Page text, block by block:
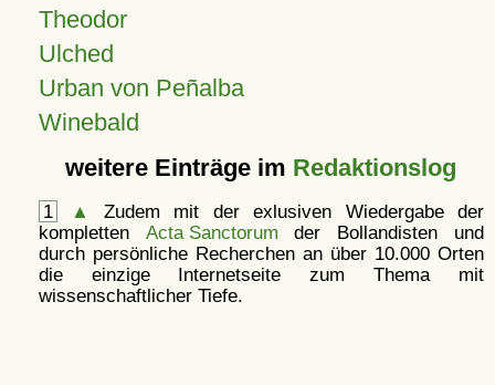
Theodor
Ulched
Urban von Peñalba
Winebald
weitere Einträge im Redaktionslog
1 ▲
Zudem mit der exlusiven Wiedergabe der
kompletten Acta Sanctorum der Bollandisten und
durch persönliche Recherchen an über 10.000 Orten
die einzige Internetseite zum Thema mit
wissenschaftlicher Tiefe.